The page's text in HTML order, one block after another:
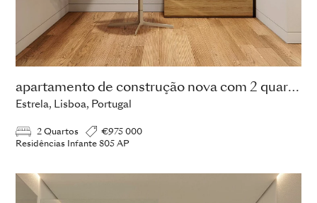
apartamento de construção nova com 2 quartos
Estrela, Lisboa, Portugal
2 Quartos
€975 000
Residências Infante 805 AP